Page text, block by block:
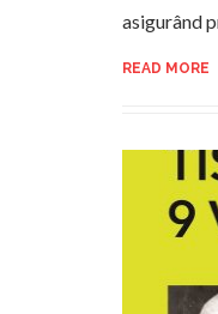
asigurând
READ MORE